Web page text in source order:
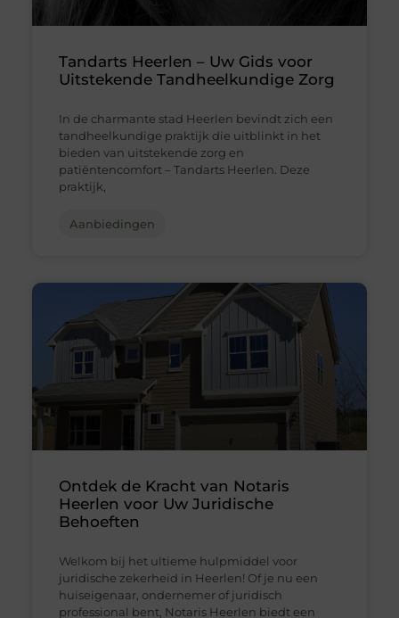
Tandarts Heerlen – Uw Gids voor
Uitstekende Tandheelkundige Zorg
In de charmante stad Heerlen bevindt zich een
tandheelkundige praktijk die uitblinkt in het
bieden van uitstekende zorg en
patiëntencomfort – Tandarts Heerlen. Deze
praktijk,
Aanbiedingen
Ontdek de Kracht van Notaris
Heerlen voor Uw Juridische
Behoeften
Welkom bij het ultieme hulpmiddel voor
juridische zekerheid in Heerlen! Of je nu een
huiseigenaar, ondernemer of juridisch
professional bent, Notaris Heerlen biedt een